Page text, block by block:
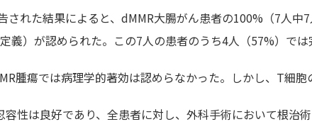
された結果によると、dMMR大腸がん患者の100%（7人中
義）が認められた。この7人の患者のうち4人（57%）では
腫瘍では病理学的著効は認めらなかった。しかし、T細胞
容性は良好であり、全患者に対し、外科手術において根治術